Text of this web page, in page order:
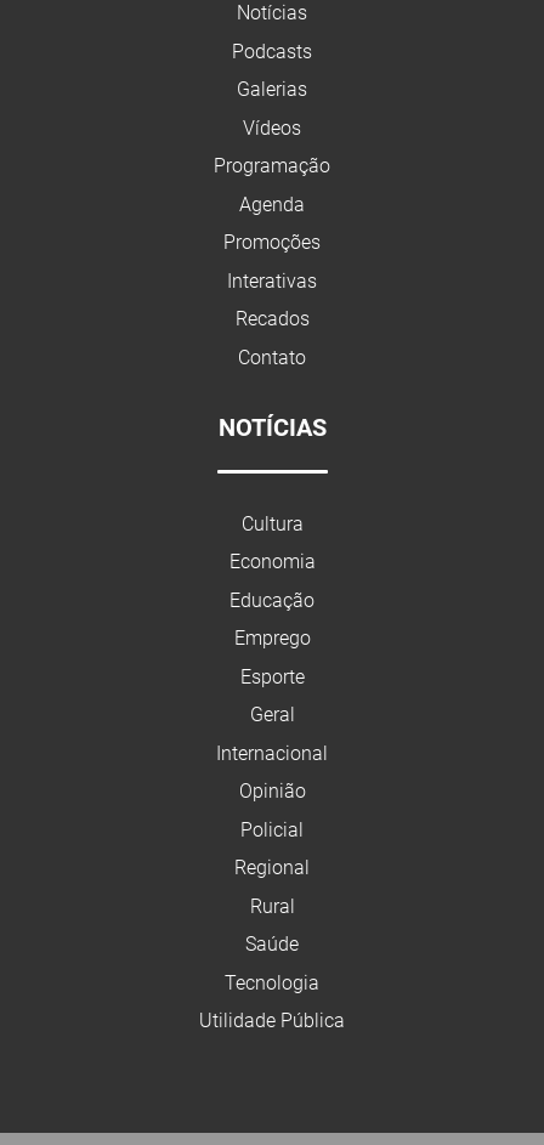
Notícias
Podcasts
Galerias
Vídeos
Programação
Agenda
Promoções
Interativas
Recados
Contato
NOTÍCIAS
Cultura
Economia
Educação
Emprego
Esporte
Geral
Internacional
Opinião
Policial
Regional
Rural
Saúde
Tecnologia
Utilidade Pública